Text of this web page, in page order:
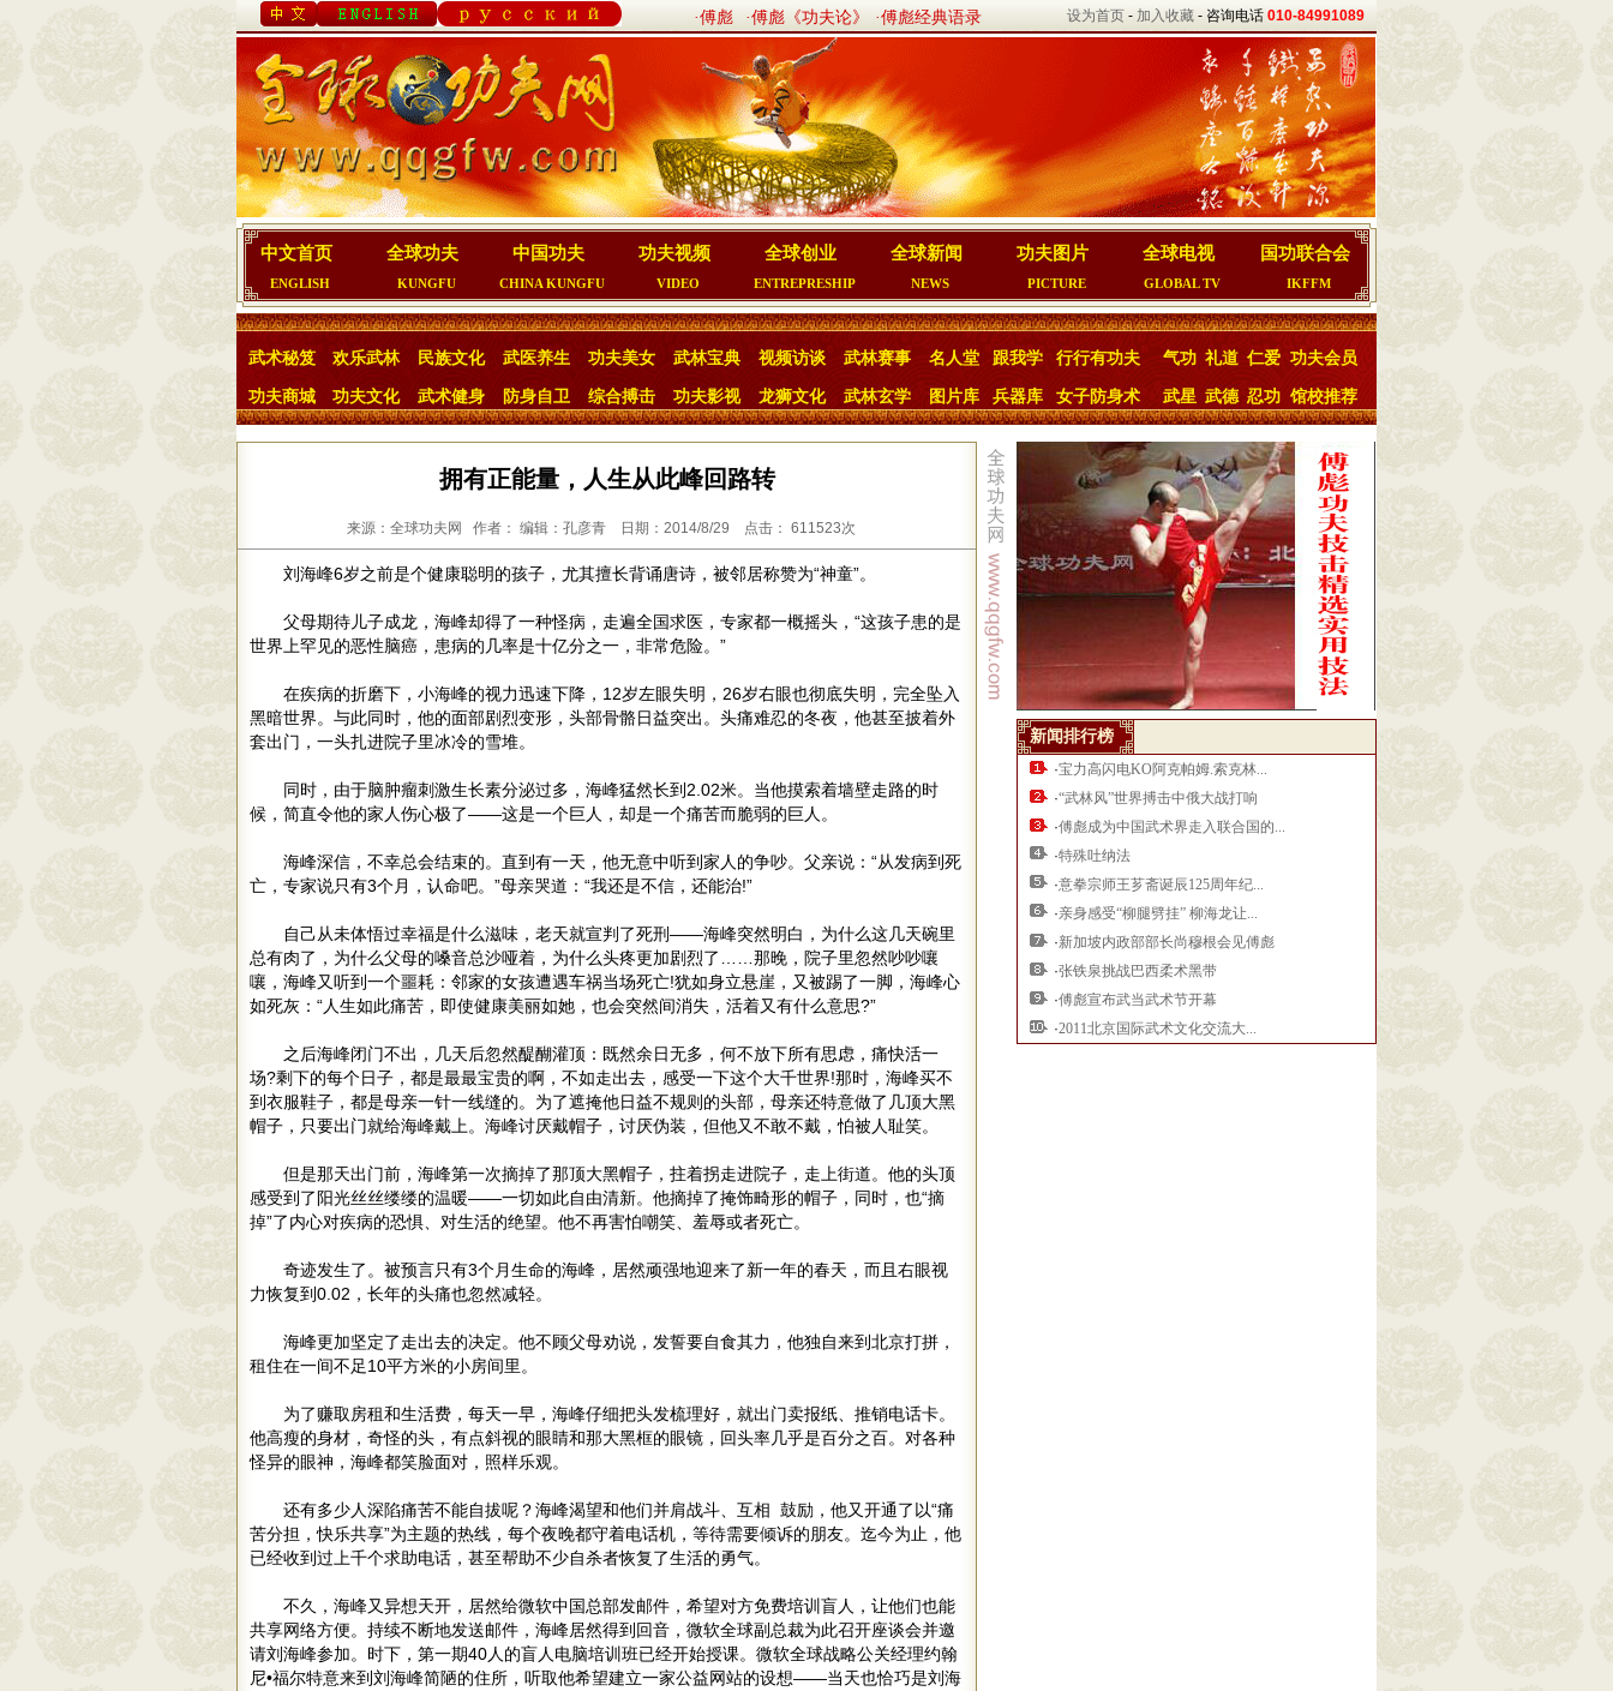
·傅彪 ·傅彪《功夫论》 ·傅彪经典语录 设为首页 - 加入收藏 - 咨询电话 010-84991089
中文首页
ENGLISH
全球功夫
KUNGFU
中国功夫
CHINA KUNGFU
功夫视频
VIDEO
全球创业
ENTREPRESHIP
全球新闻
NEWS
功夫图片
PICTURE
全球电视
GLOBAL TV
国功联合会
IKFFM
武术秘笈 欢乐武林 民族文化 武医养生 功夫美女 武林宝典 视频访谈 武林赛事 名人堂 跟我学 行行有功夫 气功 礼道 仁爱 功夫会员
功夫商城 功夫文化 武术健身 防身自卫 综合搏击 功夫影视 龙狮文化 武林玄学 图片库 兵器库 女子防身术 武星 武德 忍功 馆校推荐
拥有正能量，人生从此峰回路转
来源：全球功夫网 作者： 编辑：孔彦青 日期：2014/8/29 点击： 611523次
刘海峰6岁之前是个健康聪明的孩子，尤其擅长背诵唐诗，被邻居称赞为“神童”。
父母期待儿子成龙，海峰却得了一种怪病，走遍全国求医，专家都一概摇头，“这孩子患的是
世界上罕见的恶性脑癌，患病的几率是十亿分之一，非常危险。”
在疾病的折磨下，小海峰的视力迅速下降，12岁左眼失明，26岁右眼也彻底失明，完全坠入
黑暗世界。与此同时，他的面部剧烈变形，头部骨骼日益突出。头痛难忍的冬夜，他甚至披着外
套出门，一头扎进院子里冰冷的雪堆。
同时，由于脑肿瘤刺激生长素分泌过多，海峰猛然长到2.02米。当他摸索着墙壁走路的时
候，简直令他的家人伤心极了——这是一个巨人，却是一个痛苦而脆弱的巨人。
海峰深信，不幸总会结束的。直到有一天，他无意中听到家人的争吵。父亲说：“从发病到死
亡，专家说只有3个月，认命吧。”母亲哭道：“我还是不信，还能治!”
自己从未体悟过幸福是什么滋味，老天就宣判了死刑——海峰突然明白，为什么这几天碗里
总有肉了，为什么父母的嗓音总沙哑着，为什么头疼更加剧烈了……那晚，院子里忽然吵吵嚷
嚷，海峰又听到一个噩耗：邻家的女孩遭遇车祸当场死亡!犹如身立悬崖，又被踢了一脚，海峰心
如死灰：“人生如此痛苦，即使健康美丽如她，也会突然间消失，活着又有什么意思?”
之后海峰闭门不出，几天后忽然醍醐灌顶：既然余日无多，何不放下所有思虑，痛快活一
场?剩下的每个日子，都是最最宝贵的啊，不如走出去，感受一下这个大千世界!那时，海峰买不
到衣服鞋子，都是母亲一针一线缝的。为了遮掩他日益不规则的头部，母亲还特意做了几顶大黑
帽子，只要出门就给海峰戴上。海峰讨厌戴帽子，讨厌伪装，但他又不敢不戴，怕被人耻笑。
但是那天出门前，海峰第一次摘掉了那顶大黑帽子，拄着拐走进院子，走上街道。他的头顶
感受到了阳光丝丝缕缕的温暖——一切如此自由清新。他摘掉了掩饰畸形的帽子，同时，也“摘
掉”了内心对疾病的恐惧、对生活的绝望。他不再害怕嘲笑、羞辱或者死亡。
奇迹发生了。被预言只有3个月生命的海峰，居然顽强地迎来了新一年的春天，而且右眼视
力恢复到0.02，长年的头痛也忽然减轻。
海峰更加坚定了走出去的决定。他不顾父母劝说，发誓要自食其力，他独自来到北京打拼，
租住在一间不足10平方米的小房间里。
为了赚取房租和生活费，每天一早，海峰仔细把头发梳理好，就出门卖报纸、推销电话卡。
他高瘦的身材，奇怪的头，有点斜视的眼睛和那大黑框的眼镜，回头率几乎是百分之百。对各种
怪异的眼神，海峰都笑脸面对，照样乐观。
还有多少人深陷痛苦不能自拔呢？海峰渴望和他们并肩战斗、互相 鼓励，他又开通了以“痛
苦分担，快乐共享”为主题的热线，每个夜晚都守着电话机，等待需要倾诉的朋友。迄今为止，他
已经收到过上千个求助电话，甚至帮助不少自杀者恢复了生活的勇气。
不久，海峰又异想天开，居然给微软中国总部发邮件，希望对方免费培训盲人，让他们也能
共享网络方便。持续不断地发送邮件，海峰居然得到回音，微软全球副总裁为此召开座谈会并邀
请刘海峰参加。时下，第一期40人的盲人电脑培训班已经开始授课。微软全球战略公关经理约翰
尼•福尔特意来到刘海峰简陋的住所，听取他希望建立一家公益网站的设想——当天也恰巧是刘海
新闻排行榜
·宝力高闪电KO阿克帕姆.索克林...
·“武林风”世界搏击中俄大战打响
·傅彪成为中国武术界走入联合国的...
·特殊吐纳法
·意拳宗师王芗斋诞辰125周年纪...
·亲身感受“柳腿劈挂” 柳海龙让...
·新加坡内政部部长尚穆根会见傅彪
·张铁泉挑战巴西柔术黑带
·傅彪宣布武当武术节开幕
·2011北京国际武术文化交流大...